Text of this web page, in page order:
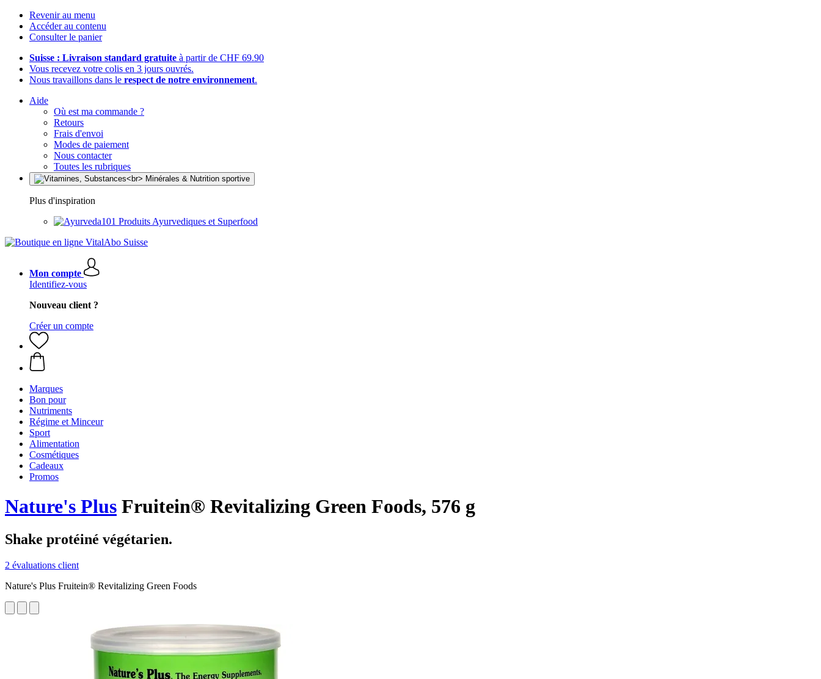
Revenir au menu
Accéder au contenu
Consulter le panier
Suisse : Livraison standard gratuite à partir de CHF 69.90
Vous recevez votre colis en 3 jours ouvrés.
Nous travaillons dans le respect de notre environnement.
Aide
Où est ma commande ?
Retours
Frais d'envoi
Modes de paiement
Nous contacter
Toutes les rubriques
Plus d'inspiration
Produits Ayurvediques et Superfood
Mon compte
Identifiez-vous
Nouveau client ?
Créer un compte
Marques
Bon pour
Nutriments
Régime et Minceur
Sport
Alimentation
Cosmétiques
Cadeaux
Promos
Nature's Plus Fruitein® Revitalizing Green Foods, 576 g
Shake protéiné végétarien.
2 évaluations client
Nature's Plus Fruitein® Revitalizing Green Foods